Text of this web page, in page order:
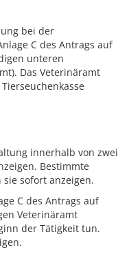
bei der
C des Antrags auf
unteren
Das Veterinäramt
innerhalb von zwei
Bestimmte
sofort anzeigen.
C des Antrags auf
Veterinäramt
der Tätigkeit tun.